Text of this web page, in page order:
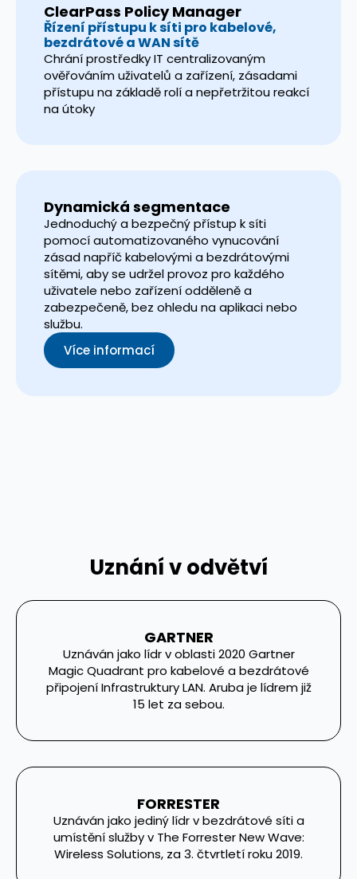
ClearPass Policy Manager
Řízení přístupu k síti pro kabelové,
bezdrátové a WAN sítě
Chrání prostředky IT centralizovaným
ověřováním uživatelů a zařízení, zásadami
přístupu na základě rolí a nepřetržitou reakcí
na útoky
Dynamická segmentace
Jednoduchý a bezpečný přístup k síti
pomocí automatizovaného vynucování
zásad napříč kabelovými a bezdrátovými
sítěmi, aby se udržel provoz pro každého
uživatele nebo zařízení odděleně a
zabezpečeně, bez ohledu na aplikaci nebo
službu.
Více informací
Uznání v odvětví
GARTNER
Uznáván jako lídr v oblasti 2020 Gartner
Magic Quadrant pro kabelové a bezdrátové
připojení Infrastruktury LAN. Aruba je lídrem již
15 let za sebou.
FORRESTER
Uznáván jako jediný lídr v bezdrátové síti a
umístění služby v The Forrester New Wave:
Wireless Solutions, za 3. čtvrtletí roku 2019.